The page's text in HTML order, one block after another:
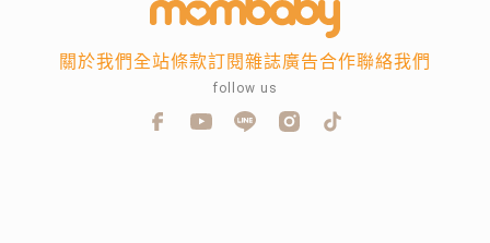
關於我們全站條款訂閱雜誌廣告合作聯絡我們
follow us